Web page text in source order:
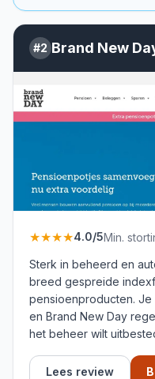
#2 Brand New
★★★★4.0/5Min.
Sterk in beheerd en
breed gespreide
pensioenproducten. Je
en Brand New Day
het beheer wilt
Lees review